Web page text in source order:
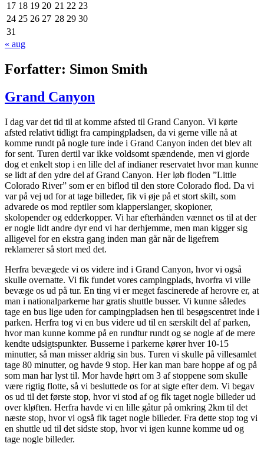
17 18 19 20 21 22 23
24 25 26 27 28 29 30
31
« aug
Forfatter: Simon Smith
Grand Canyon
I dag var det tid til at komme afsted til Grand Canyon. Vi kørte
afsted relativt tidligt fra campingpladsen, da vi gerne ville nå at
komme rundt på nogle ture inde i Grand Canyon inden det blev alt
for sent. Turen dertil var ikke voldsomt spændende, men vi gjorde
dog et enkelt stop i en lille del af indianer reservatet hvor man kunne
se lidt af den ydre del af Grand Canyon. Her løb floden ”Little
Colorado River” som er en biflod til den store Colorado flod. Da vi
var på vej ud for at tage billeder, fik vi øje på et stort skilt, som
advarede os mod reptiler som klapperslanger, skopioner,
skolopender og edderkopper. Vi har efterhånden vænnet os til at der
er nogle lidt andre dyr end vi har derhjemme, men man kigger sig
alligevel for en ekstra gang inden man går når de ligefrem
reklamerer så stort med det.
Herfra bevægede vi os videre ind i Grand Canyon, hvor vi også
skulle overnatte. Vi fik fundet vores campingplads, hvorfra vi ville
bevæge os ud på tur. En ting vi er meget fascinerede af herovre er, at
man i nationalparkerne har gratis shuttle busser. Vi kunne således
tage en bus lige uden for campingpladsen hen til besøgscentret inde i
parken. Herfra tog vi en bus videre ud til en særskilt del af parken,
hvor man kunne komme på en rundtur rundt og se nogle af de mere
kendte udsigtspunkter. Busserne i parkerne kører hver 10-15
minutter, så man misser aldrig sin bus. Turen vi skulle på villesamlet
tage 80 minutter, og havde 9 stop. Her kan man bare hoppe af og på
som man har lyst til. Mor havde hørt om 3 af stoppene som skulle
være rigtig flotte, så vi besluttede os for at sigte efter dem. Vi begav
os ud til det første stop, hvor vi stod af og fik taget nogle billeder ud
over kløften. Herfra havde vi en lille gåtur på omkring 2km til det
næste stop, hvor vi også fik taget nogle billeder. Fra dette stop tog vi
en shuttle ud til det sidste stop, hvor vi igen kunne komme ud og
tage nogle billeder.